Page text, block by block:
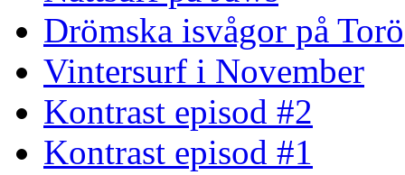
Drömska isvågor på Torö
Vintersurf i November
Kontrast episod #2
Kontrast episod #1